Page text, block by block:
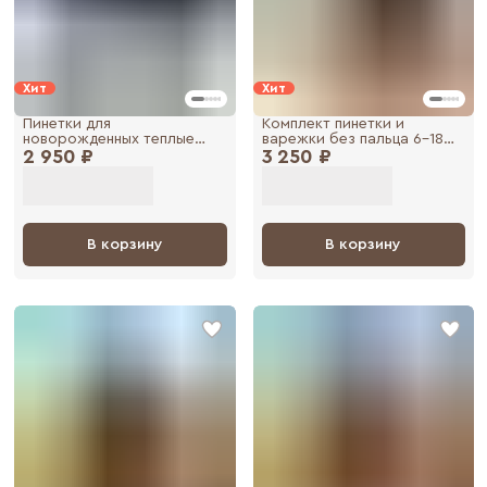
Хит
2 950 ₽
Пинетки для
новорожденных теплые
зимние. Пинетки для
В корзину
Хит
3 250 ₽
Комплект пинетки и
варежки без пальца 6-18
месяцев, осень весна,
В корзину